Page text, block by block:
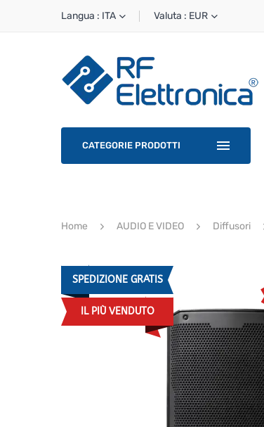
Langua : ITA Valuta : EUR
CATEGORIE PRODOTTI
Home AUDIO E VIDEO Diffusori
SPEDIZIONE GRATIS
IL PIÙ VENDUTO